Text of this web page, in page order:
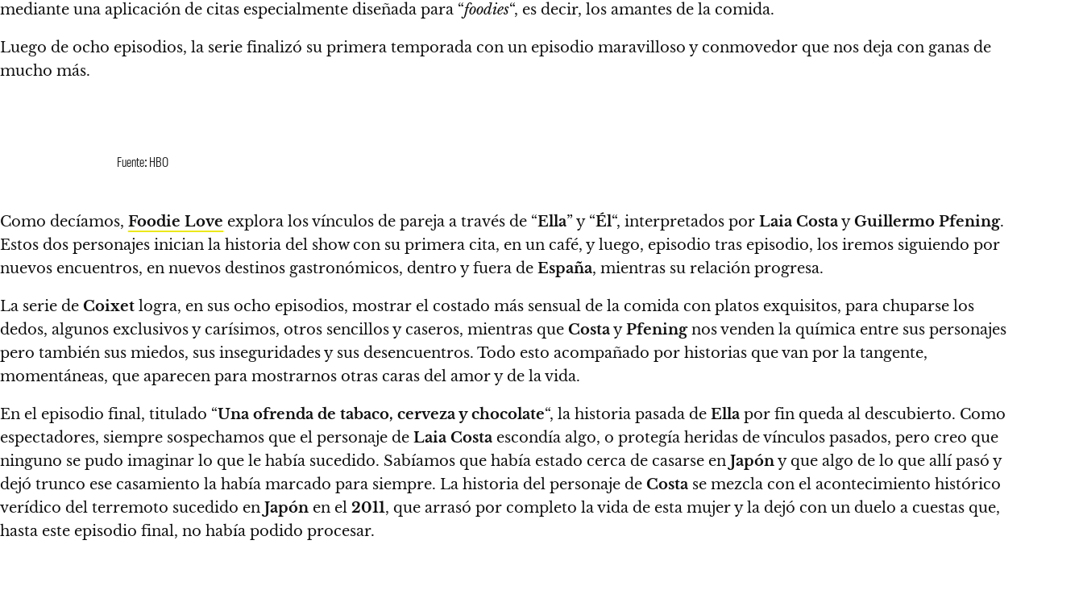
mediante una aplicación de citas especialmente diseñada para “foodies“, es decir, los amantes de la comida.
Luego de ocho episodios, la serie finalizó su primera temporada con un episodio maravilloso y conmovedor que nos deja con ganas de
mucho más.
Fuente: HBO
Como decíamos, Foodie Love explora los vínculos de pareja a través de “Ella” y “Él“, interpretados por Laia CostayGuillermo Pfening.
Estos dos personajes inician la historia del show con su primera cita, en un café, y luego, episodio tras episodio, los iremos siguiendo por
nuevos encuentros, en nuevos destinos gastronómicos, dentro y fuera de España, mientras su relación progresa.
La serie de Coixet logra, en sus ocho episodios, mostrar el costado más sensual de la comida con platos exquisitos, para chuparse los
dedos, algunos exclusivos y carísimos, otros sencillos y caseros, mientras que CostayPfeningnos venden la química entre sus personajes
pero también sus miedos, sus inseguridades y sus desencuentros. Todo esto acompañado por historias que van por la tangente,
momentáneas, que aparecen para mostrarnos otras caras del amor y de la vida.
En el episodio final, titulado “Una ofrenda de tabaco, cerveza y chocolate“, la historia pasada de Ella por fin queda al descubierto. Como
espectadores, siempre sospechamos que el personaje de Laia Costa escondía algo, o protegía heridas de vínculos pasados, pero creo que
ninguno se pudo imaginar lo que le había sucedido. Sabíamos que había estado cerca de casarse en Japóny que algo de lo que allí pasó y
dejó trunco ese casamiento la había marcado para siempre. La historia del personaje de Costa se mezcla con el acontecimiento histórico
verídico del terremoto sucedido en Japón en el 2011, que arrasó por completo la vida de esta mujer y la dejó con un duelo a cuestas que,
hasta este episodio final, no había podido procesar.